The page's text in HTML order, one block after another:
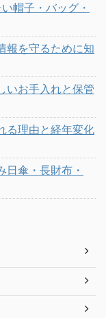
帽子・バッグ・
報を守るために知
いお手入れと保管
る理由と経年変化
傘・長財布・